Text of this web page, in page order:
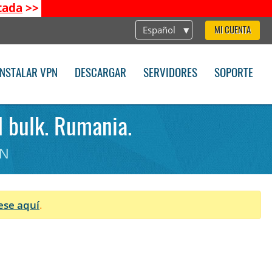
>>
Español MI CUENTA
INSTALAR VPN DESCARGAR SERVIDORES SOPORTE
bulk. Rumania.
aquí.